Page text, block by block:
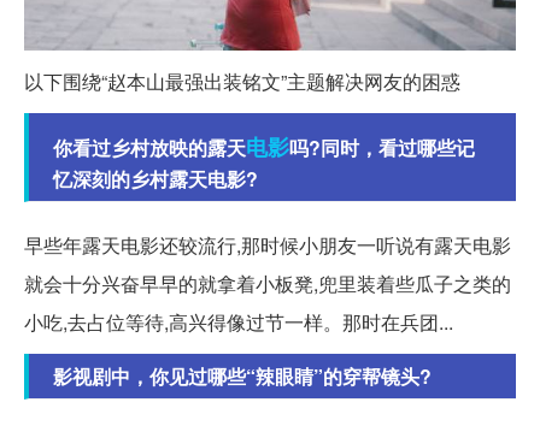
以下围绕“赵本山最强出装铭文”主题解决网友的困惑
你看过乡村放映的露天电影吗?同时，看过哪些记
忆深刻的乡村露天电影?
早些年露天电影还较流行,那时候小朋友一听说有露天电影
就会十分兴奋早早的就拿着小板凳,兜里装着些瓜子之类的
小吃,去占位等待,高兴得像过节一样。那时在兵团...
影视剧中，你见过哪些“辣眼睛”的穿帮镜头?